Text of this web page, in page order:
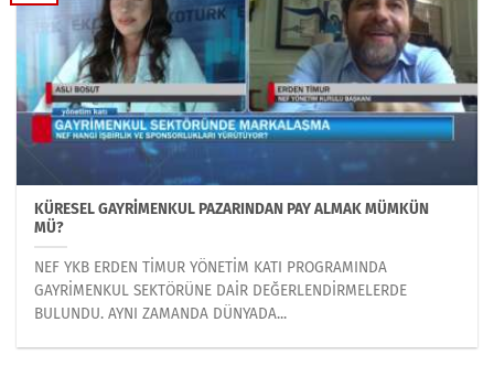
KÜRESEL GAYRİMENKUL PAZARINDAN PAY ALMAK MÜMKÜN
MÜ?
NEF YKB ERDEN TİMUR YÖNETİM KATI PROGRAMINDA
GAYRİMENKUL SEKTÖRÜNE DAİR DEĞERLENDİRMELERDE
BULUNDU. AYNI ZAMANDA DÜNYADA...